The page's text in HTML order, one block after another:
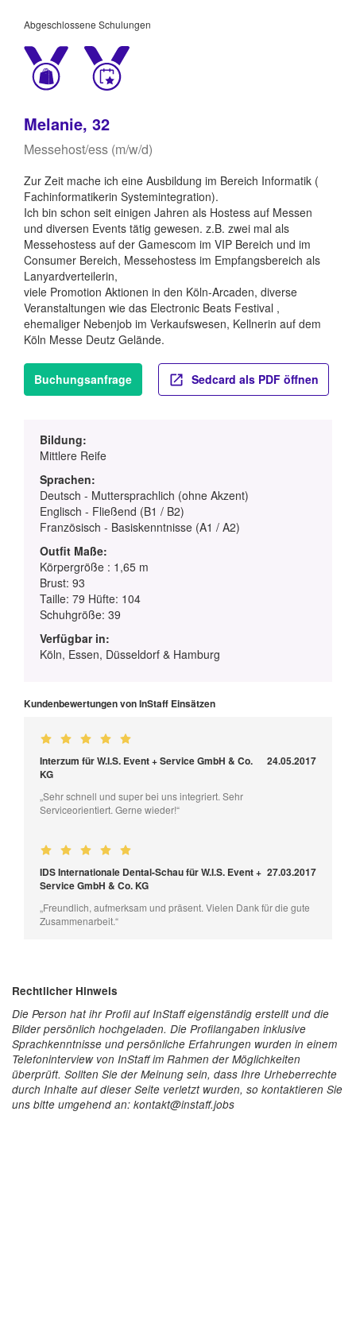
Abgeschlossene Schulungen
Melanie, 32
Messehost/ess (m/w/d)
Zur Zeit mache ich eine Ausbildung im Bereich Informatik (
Fachinformatikerin Systemintegration).
Ich bin schon seit einigen Jahren als Hostess auf Messen
und diversen Events tätig gewesen. z.B. zwei mal als
Messehostess auf der Gamescom im VIP Bereich und im
Consumer Bereich, Messehostess im Empfangsbereich als
Lanyardverteilerin,
viele Promotion Aktionen in den Köln-Arcaden, diverse
Veranstaltungen wie das Electronic Beats Festival ,
ehemaliger Nebenjob im Verkaufswesen, Kellnerin auf dem
Köln Messe Deutz Gelände.
Buchungsanfrage Sedcard als PDF öffnen
Bildung:
Mittlere Reife
Sprachen:
Deutsch - Muttersprachlich (ohne Akzent)
Englisch - Fließend (B1 / B2)
Französisch - Basiskenntnisse (A1 / A2)
Outfit Maße:
Körpergröße : 1,65 m
Brust: 93
Taille: 79 Hüfte: 104
Schuhgröße: 39
Verfügbar in:
Köln, Essen, Düsseldorf & Hamburg
Kundenbewertungen von InStaff Einsätzen
Interzum für W.I.S. Event + Service GmbH & Co.
KG
24.05.2017
„Sehr schnell und super bei uns integriert. Sehr
Serviceorientiert. Gerne wieder!“
IDS Internationale Dental-Schau für W.I.S. Event +
Service GmbH & Co. KG
27.03.2017
„Freundlich, aufmerksam und präsent. Vielen Dank für die gute
Zusammenarbeit.“
Rechtlicher Hinweis
Die Person hat ihr Profil auf InStaff eigenständig erstellt und die
Bilder persönlich hochgeladen. Die Profilangaben inklusive
Sprachkenntnisse und persönliche Erfahrungen wurden in einem
Telefoninterview von InStaff im Rahmen der Möglichkeiten
überprüft. Sollten Sie der Meinung sein, dass Ihre Urheberrechte
durch Inhalte auf dieser Seite verletzt wurden, so kontaktieren Sie
uns bitte umgehend an: kontakt@instaff.jobs